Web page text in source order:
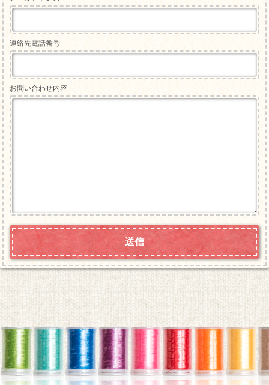
連絡先電話番号
お問い合わせ内容